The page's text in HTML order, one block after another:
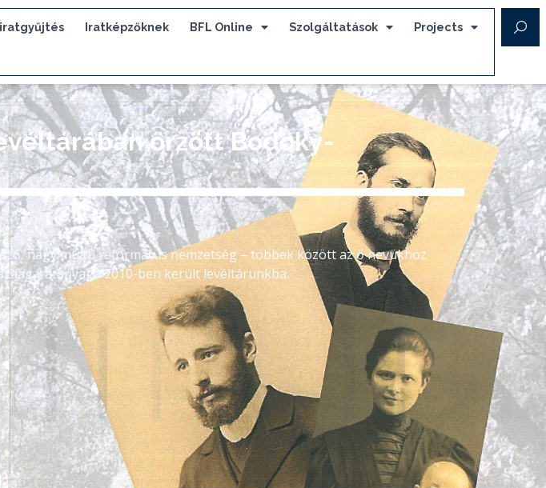
Iratképzőknek BFL Online Szolgáltatások Projects
őrzött Bodoky-
nagy múltú református nemzetség – többek között az ő nevükhöz
iratanyaga 2010-ben került levéltárunkba.